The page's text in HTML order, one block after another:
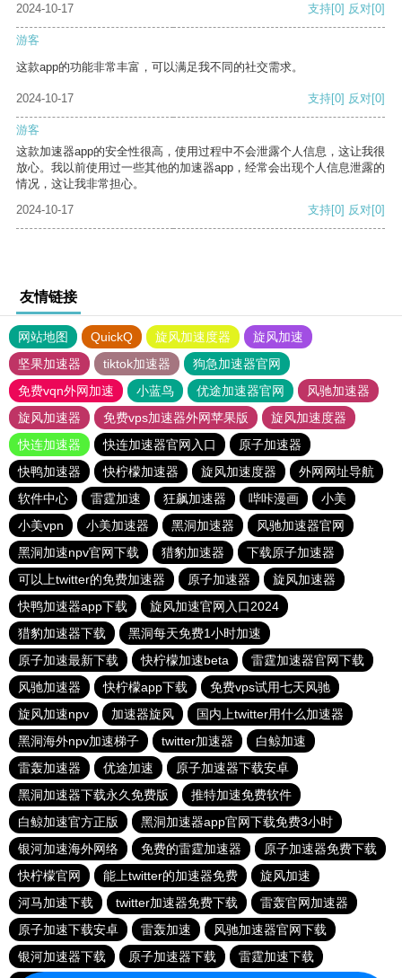
2024-10-17 支持[0] 反对[0]
游客
这款app的功能非常丰富，可以满足我不同的社交需求。
2024-10-17 支持[0] 反对[0]
游客
这款加速器app的安全性很高，使用过程中不会泄露个人信息，这让我很
放心。我以前使用过一些其他的加速器app，经常会出现个人信息泄露的
情况，这让我非常担心。
2024-10-17
支持[0] 反对[0]
友情链接
网站地图 QuickQ 旋风加速度器
旋风加速
坚果加速器
tiktok加速器
狗急加速器官网
免费vqn外网加速
小蓝鸟 优途加速器官网
风驰加速器
旋风加速器
免费vps加速器外网苹果版
旋风加速度器
快连加速器
快连加速器官网入口
原子加速器
快鸭加速器
快柠檬加速器 旋风加速度器
外网网址导航
软件中心
雷霆加速 狂飙加速器 哔咔漫画
小美
小美vpn
小美加速器 黑洞加速器
风驰加速器官网
黑洞加速npv官网下载
猎豹加速器
下载原子加速器
可以上twitter的免费加速器
原子加速器
旋风加速器
快鸭加速器app下载
旋风加速官网入口2024
猎豹加速器下载
黑洞每天免费1小时加速
原子加速最新下载
快柠檬加速beta
雷霆加速器官网下载
风驰加速器
快柠檬app下载
免费vps试用七天风驰
旋风加速npv
加速器旋风
国内上twitter用什么加速器
黑洞海外npv加速梯子
twitter加速器
白鲸加速
雷轰加速器
优途加速
原子加速器下载安卓
黑洞加速器下载永久免费版
推特加速免费软件
白鲸加速官方正版
黑洞加速器app官网下载免费3小时
银河加速海外网络
免费的雷霆加速器
原子加速器免费下载
快柠檬官网
能上twitter的加速器免费
旋风加速
河马加速下载
twitter加速器免费下载
雷轰官网加速器
原子加速下载安卓
雷轰加速
风驰加速器官网下载
银河加速器下载
原子加速器下载
雷霆加速下载